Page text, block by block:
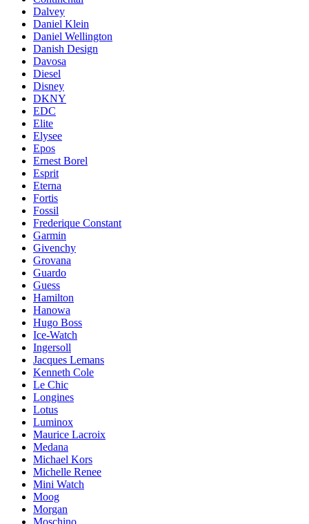
Dalvey
Daniel Klein
Daniel Wellington
Danish Design
Davosa
Diesel
Disney
DKNY
EDC
Elite
Elysee
Epos
Ernest Borel
Esprit
Eterna
Fortis
Fossil
Frederique Constant
Garmin
Givenchy
Grovana
Guardo
Guess
Hamilton
Hanowa
Hugo Boss
Ice-Watch
Ingersoll
Jacques Lemans
Kenneth Cole
Le Chic
Longines
Lotus
Luminox
Maurice Lacroix
Medana
Michael Kors
Michelle Renee
Mini Watch
Moog
Morgan
Moschino